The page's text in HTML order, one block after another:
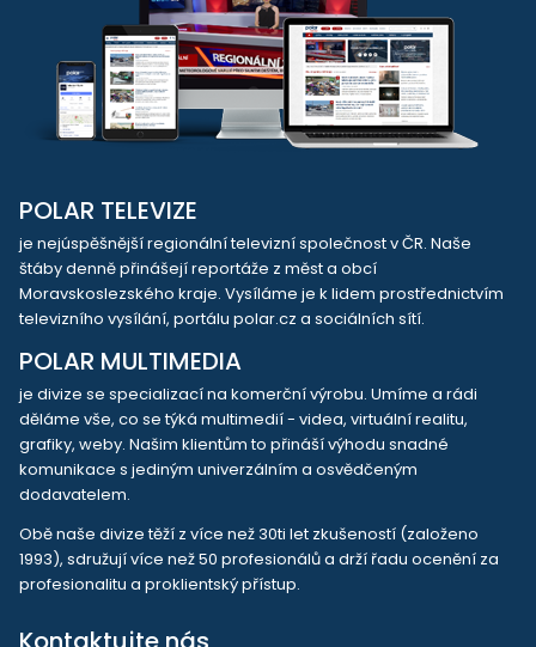
POLAR TELEVIZE
je nejúspěšnější regionální televizní společnost v ČR. Naše
štáby denně přinášejí reportáže z měst a obcí
Moravskoslezského kraje. Vysíláme je k lidem prostřednictvím
televizního vysílání, portálu polar.cz a sociálních sítí.
POLAR MULTIMEDIA
je divize se specializací na komerční výrobu. Umíme a rádi
děláme vše, co se týká multimedií - videa, virtuální realitu,
grafiky, weby. Našim klientům to přináší výhodu snadné
komunikace s jediným univerzálním a osvědčeným
dodavatelem.
Obě naše divize těží z více než 30ti let zkušeností (založeno
1993), sdružují více než 50 profesionálů a drží řadu ocenění za
profesionalitu a proklientský přístup.